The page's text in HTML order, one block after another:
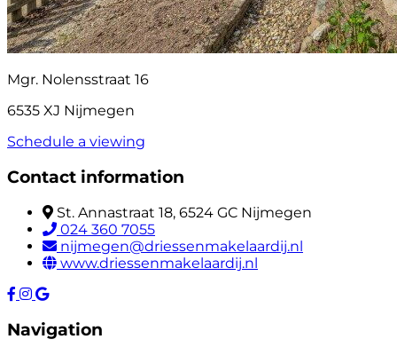
Mgr. Nolensstraat 16
6535 XJ Nijmegen
Schedule a viewing
Contact information
St. Annastraat 18, 6524 GC Nijmegen
024 360 7055
nijmegen@driessenmakelaardij.nl
www.driessenmakelaardij.nl
Navigation